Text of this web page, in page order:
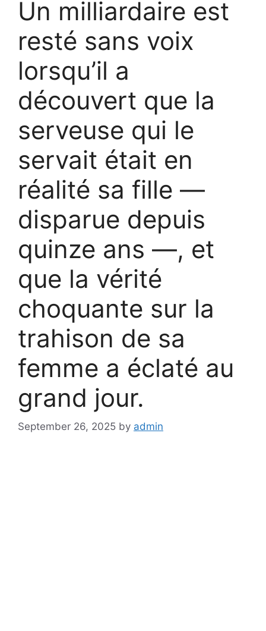
Un milliardaire est
resté sans voix
lorsqu’il a
découvert que la
serveuse qui le
servait était en
réalité sa fille —
disparue depuis
quinze ans —, et
que la vérité
choquante sur la
trahison de sa
femme a éclaté au
grand jour.
September 26, 2025 by admin